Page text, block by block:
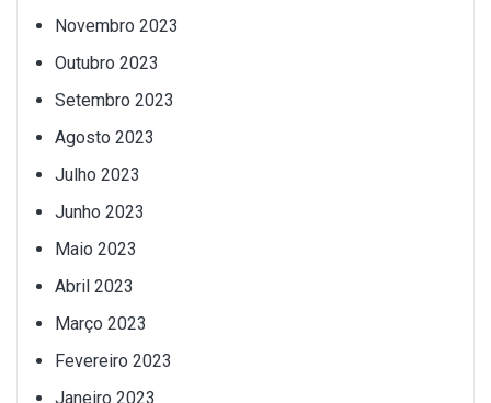
Novembro 2023
Outubro 2023
Setembro 2023
Agosto 2023
Julho 2023
Junho 2023
Maio 2023
Abril 2023
Março 2023
Fevereiro 2023
Janeiro 2023